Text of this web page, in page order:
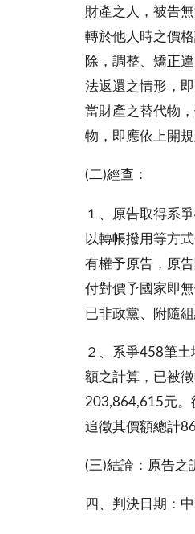
財產之人，被告
轉於他人時之價
除，調整、矯正
法返還之情形，
當財產之替代物
物，即應依上開規
(二)經查：
１、原告取得系
以轉帳撥用等方
有權予原告，原
付對價予國家即
已非政黨、附隨
２、系爭458筆
額之計算，已被
203,864,615元。
追徵其價額總計
(三)結論：原告之
四、判決日期：